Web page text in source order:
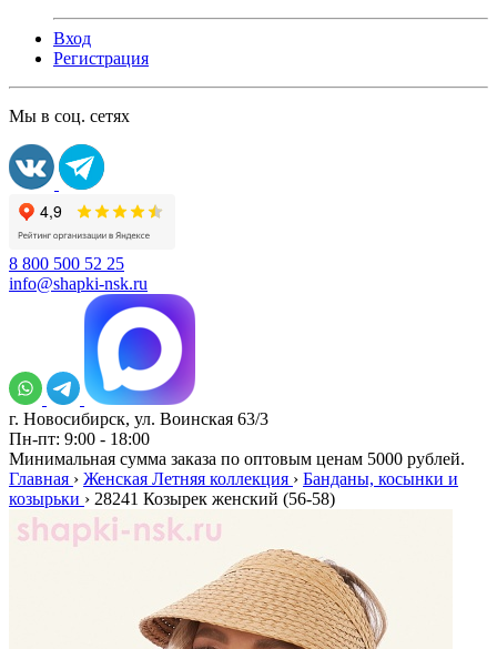
Вход
Регистрация
Мы в соц. сетях
8 800 500 52 25
info@shapki-nsk.ru
г. Новосибирск, ул. Воинская 63/3
Пн-пт: 9:00 - 18:00
Минимальная сумма заказа по оптовым ценам 5000 рублей.
Главная › Женская Летняя коллекция › Банданы, косынки и
козырьки › 28241 Козырек женский (56-58)